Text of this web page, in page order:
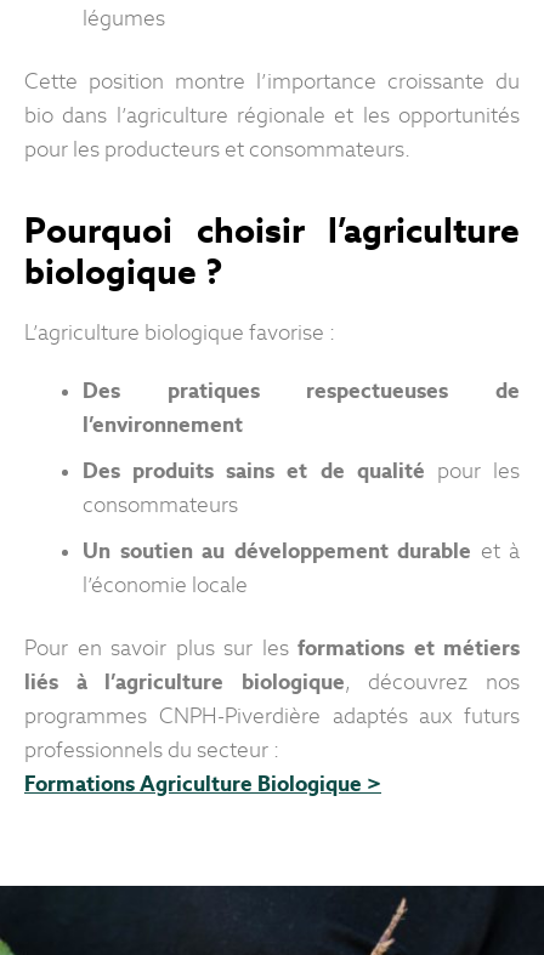
légumes
Cette position montre l’importance croissante du
bio dans l’agriculture régionale et les opportunités
pour les producteurs et consommateurs.
Pourquoi choisir l’agriculture
biologique ?
L’agriculture biologique favorise :
Des pratiques respectueuses de
l’environnement
Des produits sains et de qualité pour les
consommateurs
Un soutien au développement durable et à
l’économie locale
Pour en savoir plus sur les formations et métiers
liés à l’agriculture biologique, découvrez nos
programmes CNPH-Piverdière adaptés aux futurs
professionnels du secteur :
Formations Agriculture Biologique >